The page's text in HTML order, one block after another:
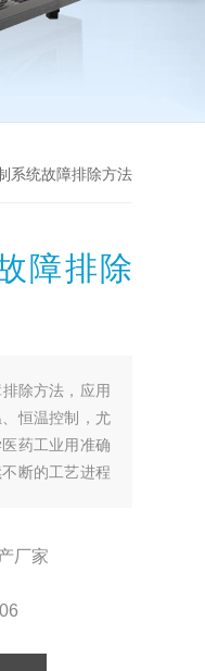
系统故障排除方法
障排除
除方法，应用
恒温控制，尤
药工业用准确
断的工艺进程
厂家